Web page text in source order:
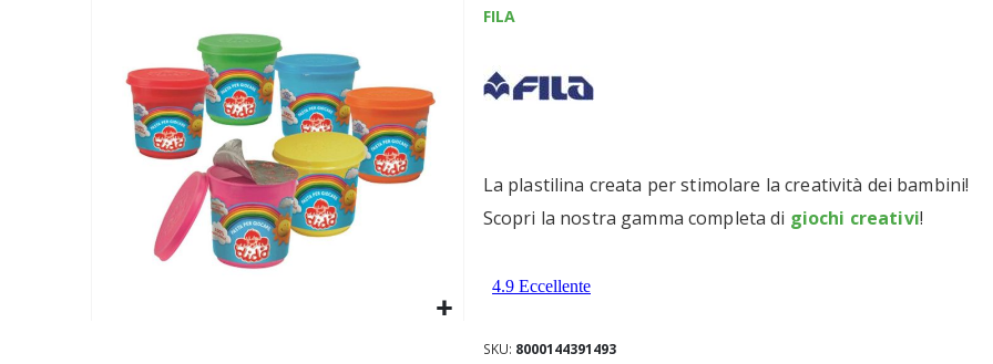
galleria
immagini
FILA
La plastilina creata per stimolare la creatività dei bambini!
Scopri la nostra gamma completa di giochi creativi!
SKU 8000144391493